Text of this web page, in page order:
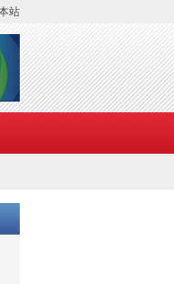
站